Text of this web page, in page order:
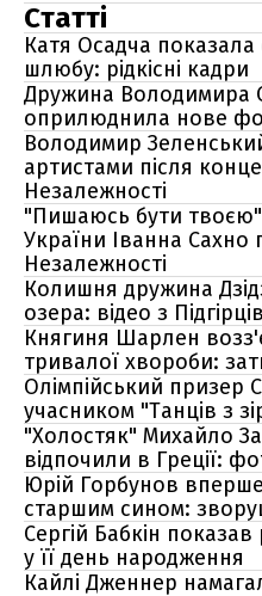
Статті
Катя Осадча
шлюбу: рідкісні кадри
Дружина Володимира
оприлюднила нове
Володимир
артистами після
Незалежності
"Пишаюсь бути твоєю":
України Іванна Сахно
Незалежності
Колишня дружина
озера: відео з Підгірців
Княгиня Шарлен
тривалої хвороби:
Олімпійський призер
учасником "Танців з
"Холостяк" Михайло
відпочили в Греції:
Юрій Горбунов вперше
старшим сином:
Сергій Бабкін
у її день народження
Кайлі Дженнер